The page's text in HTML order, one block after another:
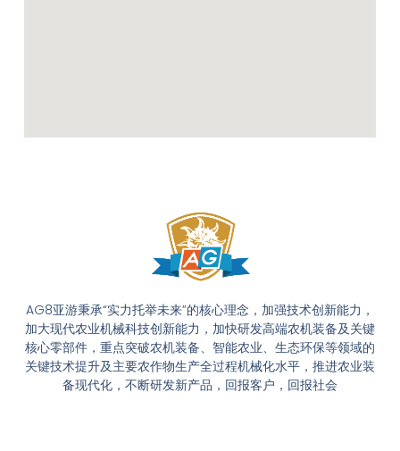
AG8亚游秉承“实力托举未来”的核心理念，加强技术创新能力，
加大现代农业机械科技创新能力，加快研发高端农机装备及关键
核心零部件，重点突破农机装备、智能农业、生态环保等领域的
关键技术提升及主要农作物生产全过程机械化水平，推进农业装
备现代化，不断研发新产品，回报客户，回报社会